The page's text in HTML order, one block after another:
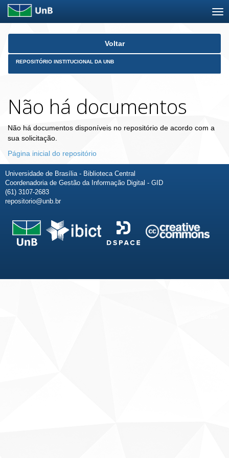
Skip
Voltar
REPOSITÓRIO INSTITUCIONAL DA UNB
Não há documentos
Não há documentos disponíveis no repositório de acordo com a
sua solicitação.
Página inicial do repositório
Universidade de Brasília - Biblioteca Central
Coordenadoria de Gestão da Informação Digital - GID
(61) 3107-2683
repositorio@unb.br